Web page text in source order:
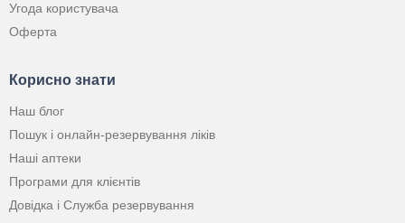
Угода користувача
Оферта
Корисно знати
Наш блог
Пошук і онлайн-резервування ліків
Наші аптеки
Програми для клієнтів
Довідка і Служба резервування